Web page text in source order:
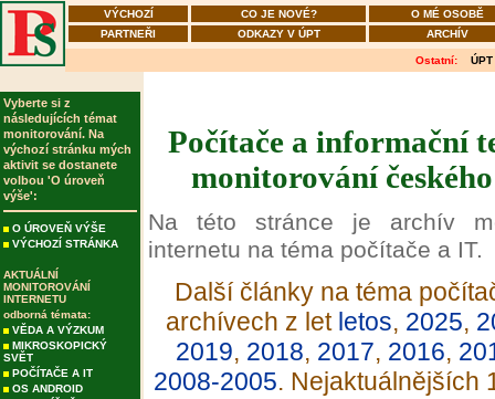
VÝCHOZÍ CO JE NOVÉ?
O MÉ OSOBĚ
PARTNEŘI
ODKAZY V ÚPT ARCHÍV
Ostatní: ÚPT
Vyberte si z
následujících témat
monitorování. Na
výchozí stránku mých
aktivit se dostanete
volbou 'O úroveň
výše':
O ÚROVEŇ VÝŠE
VÝCHOZÍ STRÁNKA
AKTUÁLNÍ
MONITOROVÁNÍ
INTERNETU
odborná témata:
VĚDA A VÝZKUM
MIKROSKOPICKÝ
SVĚT
POČÍTAČE A IT
OS ANDROID
Počítače a informační
monitorování
Na této stránce je archív
internetu na téma počítače a IT.
Další články na téma
archívech z let letos, 2025,
2019, 2018, 2017, 2016,
2008-2005. Nejaktuálnějších